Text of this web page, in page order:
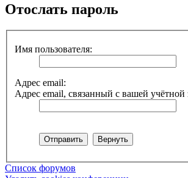
Отослать пароль
Имя пользователя:
Адрес email:
Адрес email, связанный с вашей
Список форумов